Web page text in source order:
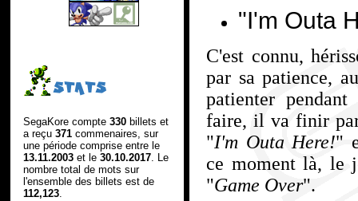
"I'm Outa
C'est connu,
par sa patience,
patienter
faire, il va finir
"I'm Outa Here!"
ce moment là, le
"Game Over".
STATS
SegaKore compte 330billets et
a reçu 371commenaires, sur
une période comprise entre le
13.11.2003et le 30.10.2017. Le
nombre total de mots sur
l'ensemble des billets est de
112,123.